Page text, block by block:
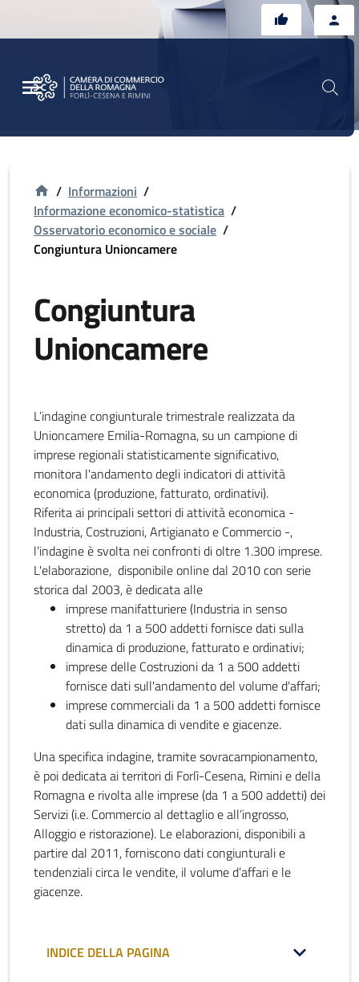
/ Informazioni /
Informazione economico-statistica /
Osservatorio economico e sociale /
Congiuntura Unioncamere
Congiuntura
Unioncamere
L’indagine congiunturale trimestrale realizzata da
Unioncamere Emilia-Romagna, su un campione di
imprese regionali statisticamente significativo,
monitora l'andamento degli indicatori di attività
economica (produzione, fatturato, ordinativi).
Riferita ai principali settori di attività economica -
Industria, Costruzioni, Artigianato e Commercio -,
l’indagine è svolta nei confronti di oltre 1.300 imprese.
L'elaborazione, disponibile online dal 2010 con serie
storica dal 2003, è dedicata alle
imprese manifatturiere (Industria in senso
stretto) da 1 a 500 addetti fornisce dati sulla
dinamica di produzione, fatturato e ordinativi;
imprese delle Costruzioni da 1 a 500 addetti
fornisce dati sull'andamento del volume d'affari;
imprese commerciali da 1 a 500 addetti fornisce
dati sulla dinamica di vendite e giacenze.
Una specifica indagine, tramite sovracampionamento,
è poi dedicata ai territori di Forlì-Cesena, Rimini e della
Romagna e rivolta alle imprese (da 1 a 500 addetti) dei
Servizi (i.e. Commercio al dettaglio e all’ingrosso,
Alloggio e ristorazione). Le elaborazioni, disponibili a
partire dal 2011, forniscono dati congiunturali e
tendenziali circa le vendite, il volume d’affari e le
giacenze.
INDICE DELLA PAGINA